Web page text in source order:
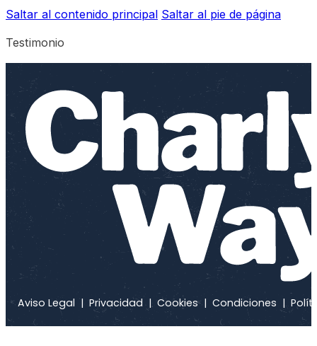
Saltar al contenido principal Saltar al pie de página
Testimonio
Aviso Legal | Privacidad | Cookies | Condiciones |